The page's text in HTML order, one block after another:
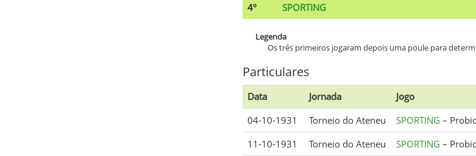
4º
SPORTING
Legenda
Os três primeiros jogaram depois uma poule para
Particulares
Data Jornada Jogo
04-10-1931
Torneio do Ateneu SPORTING –
11-10-1931
Torneio do Ateneu SPORTING –